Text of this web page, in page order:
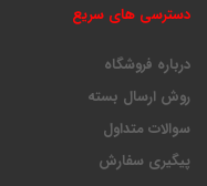
دسترسی های سریع
درباره فروشگاه
روش ارسال بسته
سوالات متداول
پیگیری سفارش